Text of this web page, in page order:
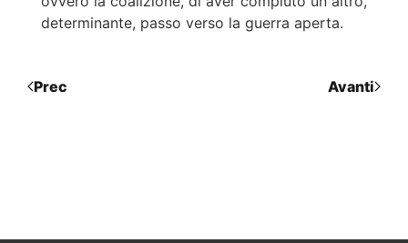
determinante, passo verso la guerra aperta.
Prec Avanti